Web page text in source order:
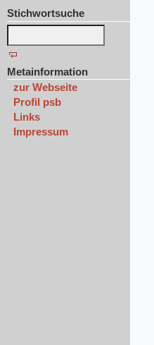
Stichwortsuche
Metainformation
zur Webseite
Profil psb
Links
Impressum